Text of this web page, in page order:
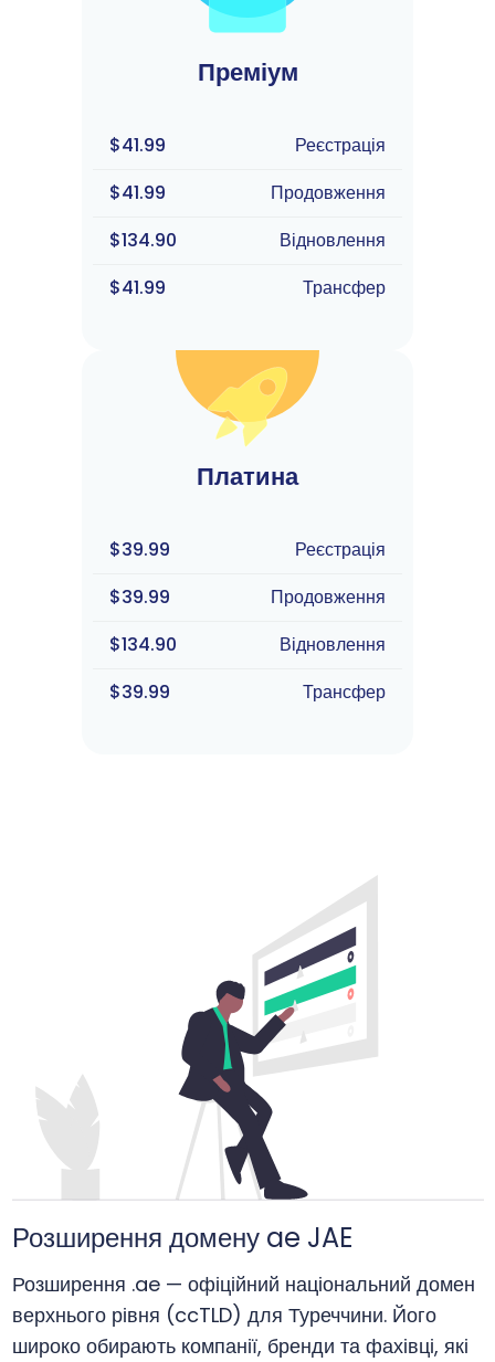
Преміум
$41.99
Реєстрація
$41.99
Продовження
$134.90
Відновлення
$41.99
Трансфер
Платина
$39.99
Реєстрація
$39.99
Продовження
$134.90
Відновлення
$39.99
Трансфер
Розширення домену ae JAE
Розширення .ae — офіційний національний домен
верхнього рівня (ccTLD) для Туреччини. Його
широко обирають компанії, бренди та фахівці, які